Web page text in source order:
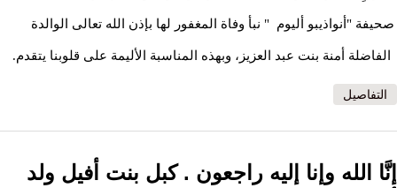
صحيفة "أنواذيبو أليوم " نبأ وفاة المغفور لها بإذن الله تعالى الوالدة
الفاضلة أمنة بنت عبد العزيز، وبهذه المناسبة الأليمة على قلوبنا يتقدم.
التفاصيل
إنَّا الله وإنا إليه راجعون . كبل بنت أفيل ولد